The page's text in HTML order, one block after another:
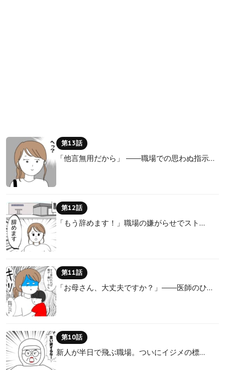
第13話
「他言無用だから」 ――職場での思わぬ指示…
第12話
「もう辞めます！」職場の嫌がらせでスト…
第11話
「お母さん、大丈夫ですか？」――医師のひ…
第10話
新人が半日で飛ぶ職場。ついにイジメの標…